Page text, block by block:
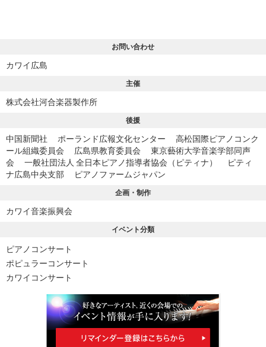
お問い合わせ
カワイ広島
主催
株式会社河合楽器製作所
後援
中国新聞社 ポーランド広報文化センター 高松国際ピアノコンク
ール組織委員会 広島県教育委員会 東京藝術大学音楽学部同声
会 一般社団法人 全日本ピアノ指導者協会（ピティナ） ピティ
ナ広島中央支部 ピアノファームジャパン
企画・制作
カワイ音楽振興会
イベント分類
ピアノコンサート
ポピュラーコンサート
カワイコンサート